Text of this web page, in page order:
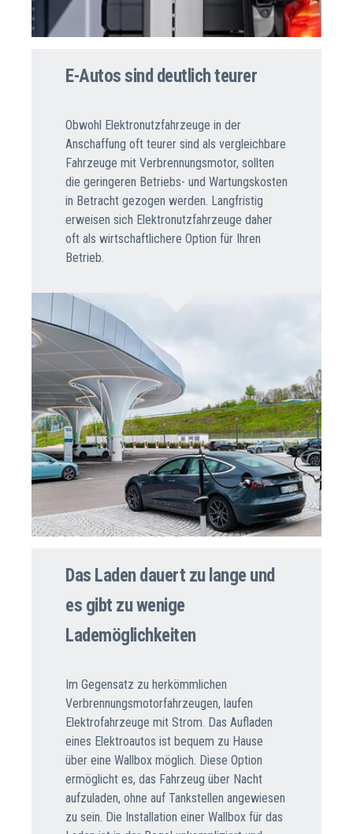
E-Autos sind deutlich teurer
Obwohl Elektronutzfahrzeuge in der
Anschaffung oft teurer sind als vergleichbare
Fahrzeuge mit Verbrennungsmotor, sollten
die geringeren Betriebs- und Wartungskosten
in Betracht gezogen werden. Langfristig
erweisen sich Elektronutzfahrzeuge daher
oft als wirtschaftlichere Option für Ihren
Betrieb.
Das Laden dauert zu lange und
es gibt zu wenige
Lademöglichkeiten
Im Gegensatz zu herkömmlichen
Verbrennungsmotorfahrzeugen, laufen
Elektrofahrzeuge mit Strom. Das Aufladen
eines Elektroautos ist bequem zu Hause
über eine Wallbox möglich. Diese Option
ermöglicht es, das Fahrzeug über Nacht
aufzuladen, ohne auf Tankstellen angewiesen
zu sein. Die Installation einer Wallbox für das